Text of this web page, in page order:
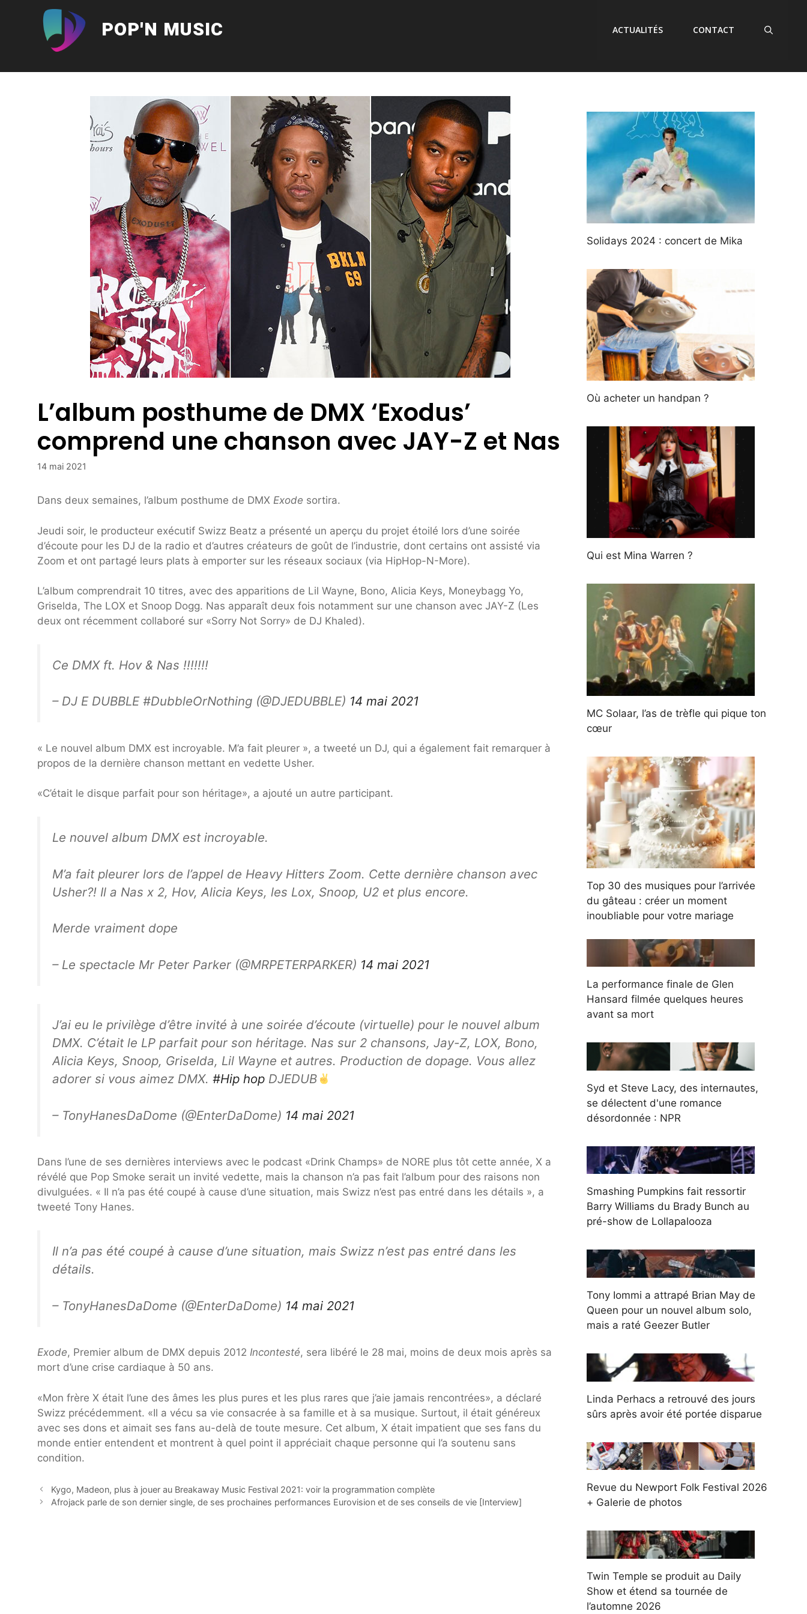
POP'N MUSIC ACTUALITÉS CONTACT
L’album posthume de DMX ‘Exodus’
comprend une chanson avec JAY-Z et Nas
14 mai 2021
Dans deux semaines, l’album posthume de DMX Exode sortira.
Jeudi soir, le producteur exécutif Swizz Beatz a présenté un aperçu du projet étoilé lors d’une soirée
d’écoute pour les DJ de la radio et d’autres créateurs de goût de l’industrie, dont certains ont assisté via
Zoom et ont partagé leurs plats à emporter sur les réseaux sociaux (via HipHop-N-More).
L’album comprendrait 10 titres, avec des apparitions de Lil Wayne, Bono, Alicia Keys, Moneybagg Yo,
Griselda, The LOX et Snoop Dogg. Nas apparaît deux fois notamment sur une chanson avec JAY-Z (Les
deux ont récemment collaboré sur «Sorry Not Sorry» de DJ Khaled).
Ce DMX ft. Hov & Nas !!!!!!!
– DJ E DUBBLE #DubbleOrNothing (@DJEDUBBLE) 14 mai 2021
« Le nouvel album DMX est incroyable. M’a fait pleurer », a tweeté un DJ, qui a également fait remarquer à
propos de la dernière chanson mettant en vedette Usher.
«C’était le disque parfait pour son héritage», a ajouté un autre participant.
Le nouvel album DMX est incroyable.
M’a fait pleurer lors de l’appel de Heavy Hitters Zoom. Cette dernière chanson avec
Usher?! Il a Nas x 2, Hov, Alicia Keys, les Lox, Snoop, U2 et plus encore.
Merde vraiment dope
– Le spectacle Mr Peter Parker (@MRPETERPARKER) 14 mai 2021
J’ai eu le privilège d’être invité à une soirée d’écoute (virtuelle) pour le nouvel album
DMX. C’était le LP parfait pour son héritage. Nas sur 2 chansons, Jay-Z, LOX, Bono,
Alicia Keys, Snoop, Griselda, Lil Wayne et autres. Production de dopage. Vous allez
adorer si vous aimez DMX. #Hip hop DJEDUB
– TonyHanesDaDome (@EnterDaDome) 14 mai 2021
Dans l’une de ses dernières interviews avec le podcast «Drink Champs» de NORE plus tôt cette année, X a
révélé que Pop Smoke serait un invité vedette, mais la chanson n’a pas fait l’album pour des raisons non
divulguées. « Il n’a pas été coupé à cause d’une situation, mais Swizz n’est pas entré dans les détails », a
tweeté Tony Hanes.
Il n’a pas été coupé à cause d’une situation, mais Swizz n’est pas entré dans les
détails.
– TonyHanesDaDome (@EnterDaDome) 14 mai 2021
Exode, Premier album de DMX depuis 2012 Incontesté, sera libéré le 28 mai, moins de deux mois après sa
mort d’une crise cardiaque à 50 ans.
«Mon frère X était l’une des âmes les plus pures et les plus rares que j’aie jamais rencontrées», a déclaré
Swizz précédemment. «Il a vécu sa vie consacrée à sa famille et à sa musique. Surtout, il était généreux
avec ses dons et aimait ses fans au-delà de toute mesure. Cet album, X était impatient que ses fans du
monde entier entendent et montrent à quel point il appréciait chaque personne qui l’a soutenu sans
condition.
Kygo, Madeon, plus à jouer au Breakaway Music Festival 2021: voir la programmation complète
Afrojack parle de son dernier single, de ses prochaines performances Eurovision et de ses conseils de vie [Interview]
Solidays 2024 : concert de Mika
Où acheter un handpan ?
Qui est Mina Warren ?
MC Solaar, l’as de trèfle qui pique ton
cœur
Top 30 des musiques pour l’arrivée
du gâteau : créer un moment
inoubliable pour votre mariage
La performance finale de Glen
Hansard filmée quelques heures
avant sa mort
Syd et Steve Lacy, des internautes,
se délectent d'une romance
désordonnée : NPR
Smashing Pumpkins fait ressortir
Barry Williams du Brady Bunch au
pré-show de Lollapalooza
Tony Iommi a attrapé Brian May de
Queen pour un nouvel album solo,
mais a raté Geezer Butler
Linda Perhacs a retrouvé des jours
sûrs après avoir été portée disparue
Revue du Newport Folk Festival 2026
+ Galerie de photos
Twin Temple se produit au Daily
Show et étend sa tournée de
l’automne 2026